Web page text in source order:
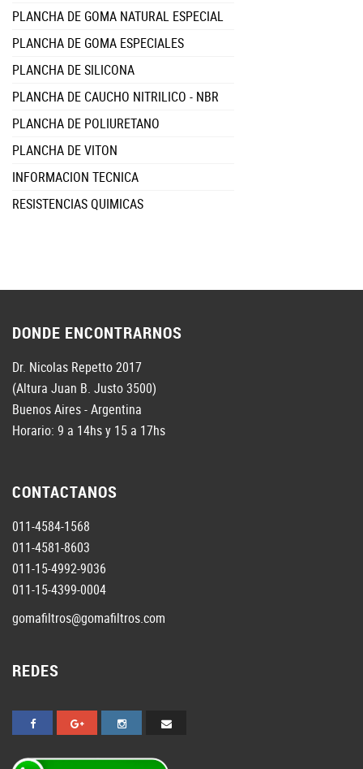
PLANCHA DE GOMA NATURAL ESPECIAL
PLANCHA DE GOMA ESPECIALES
PLANCHA DE SILICONA
PLANCHA DE CAUCHO NITRILICO - NBR
PLANCHA DE POLIURETANO
PLANCHA DE VITON
INFORMACION TECNICA
RESISTENCIAS QUIMICAS
DONDE ENCONTRARNOS
Dr. Nicolas Repetto 2017
(Altura Juan B. Justo 3500)
Buenos Aires - Argentina
Horario: 9 a 14hs y 15 a 17hs
CONTACTANOS
011-4584-1568
011-4581-8603
011-15-4992-9036
011-15-4399-0004
gomafiltros@gomafiltros.com
REDES